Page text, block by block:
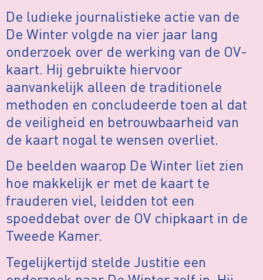
De ludieke journalistieke actie van de
De Winter volgde na vier jaar lang
onderzoek over de werking van de OV-
kaart. Hij gebruikte hiervoor
aanvankelijk alleen de traditionele
methoden en concludeerde toen al dat
de veiligheid en betrouwbaarheid van
de kaart nogal te wensen overliet.
De beelden waarop De Winter liet zien
hoe makkelijk er met de kaart te
frauderen viel, leidden tot een
spoeddebat over de OV chipkaart in de
Tweede Kamer.
Tegelijkertijd stelde Justitie een